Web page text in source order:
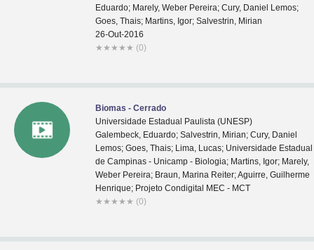
Eduardo; Marely, Weber Pereira; Cury, Daniel Lemos;
Goes, Thais; Martins, Igor; Salvestrin, Mirian
26-Out-2016
★ ★ ★ ★ ★ (0)
Biomas - Cerrado
Universidade Estadual Paulista (UNESP)
Galembeck, Eduardo; Salvestrin, Mirian; Cury, Daniel
Lemos; Goes, Thais; Lima, Lucas; Universidade Estadual
de Campinas - Unicamp - Biologia; Martins, Igor; Marely,
Weber Pereira; Braun, Marina Reiter; Aguirre, Guilherme
Henrique; Projeto Condigital MEC - MCT
★ ★ ★ ★ ★ (0)